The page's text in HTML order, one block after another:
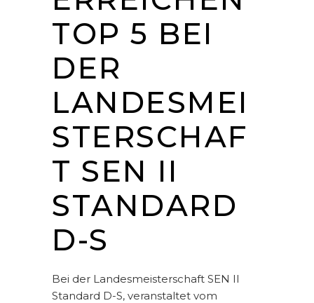
TOP 5 BEI
DER
LANDESMEI
STERSCHAF
T SEN II
STANDARD
D-S
Bei der Landesmeisterschaft SEN II
Standard D-S, veranstaltet vom